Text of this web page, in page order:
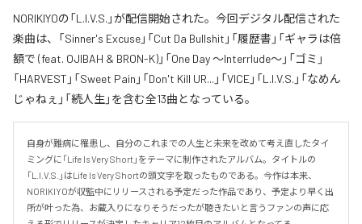
NORIKIYOの「L.I.V.S.」が配信開始された。今回デジタル配信された
楽曲は、「Sinner's Excuse」「Cut Da Bullshit」「履歴書」「ギャラは倍
額で (feat. OJIBAH & BRON-K)」「One Day ～Interrlude～」「ゴミ」
「HARVEST」「Sweet Pain」「Don't Kill UR...」「VICE」「L.I.V.S.」「なめん
じゃねぇ」「続人生」を含む全13曲となっている。
自身が難病に罹患し、自分のこれまでの人生と未来を改めて考え直したタイ
ミングに「Life Is Very Short」をテーマに制作されたアルバム。タイトルの
「L.I.V.S.」はLife Is Very Shortの頭文字を取ったものである。今作は本来、
NORIKIYOが収監中にリリースされる予定だった作品であり、予定より早く出
所が叶った為、お蔵入りになりそうだったが聴きたいと言うファンの声に応